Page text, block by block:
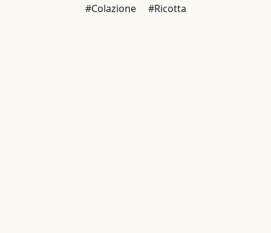
#Colazione #Ricotta